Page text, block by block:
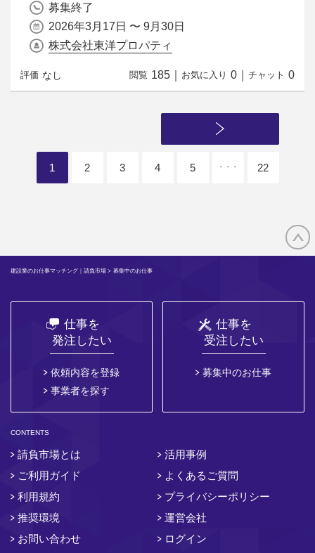
募集終了
2026年3月17日 〜 9月30日
株式会社東洋プロパティ
評価 なし 閲覧 185 お気に入り 0 チャット 0
1 2 3 4 5 ・・・ 22
建設業のお仕事マッチング｜請負市場 > 募集中のお仕事
仕事を
発注したい
依頼内容を登録
事業者を探す
仕事を
受注したい
募集中のお仕事
CONTENTS
請負市場とは
活用事例
ご利用ガイド
よくあるご質問
利用規約
プライバシーポリシー
推奨環境
運営会社
お問い合わせ
ログイン